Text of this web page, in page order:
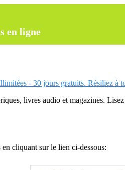
en ligne
- 30 jours gratuits. Résiliez à
livres audio et magazines.
cliquant sur le lien ci-dessous: